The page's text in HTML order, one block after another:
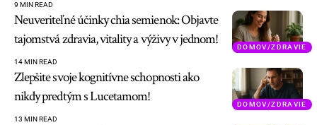
9 MIN READ
DOMOV/ZDRAVIE
Neuveriteľné účinky chia semienok: Objavte
tajomstvá zdravia, vitality a výživy v jednom!
14 MIN READ
DOMOV/ZDRAVIE
Zlepšite svoje kognitívne schopnosti ako
nikdy predtým s Lucetamom!
13 MIN READ